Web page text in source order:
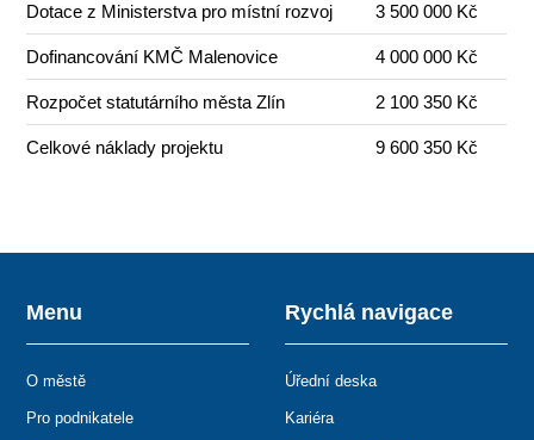
Dotace z Ministerstva pro místní rozvoj 3 500 000 Kč
Dofinancování KMČ Malenovice 4 000 000 Kč
Rozpočet statutárního města Zlín 2 100 350 Kč
Celkové náklady projektu 9 600 350 Kč
Menu
O městě
Pro podnikatele
Rychlá navigace
Úřední deska
Kariéra